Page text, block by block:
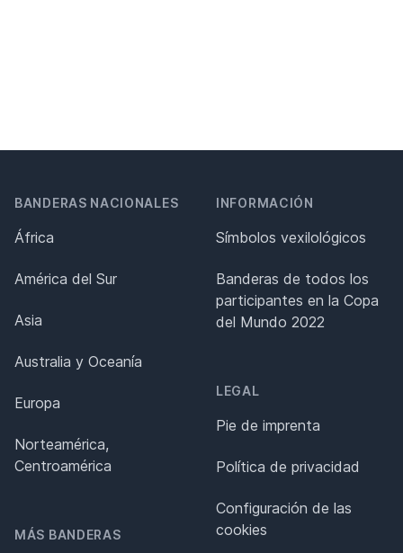
BANDERAS NACIONALES
África
América del Sur
Asia
Australia y Oceanía
Europa
Norteamérica,
Centroamérica
MÁS BANDERAS
INFORMACIÓN
Símbolos vexilológicos
Banderas de todos los
participantes en la Copa
del Mundo 2022
LEGAL
Pie de imprenta
Política de privacidad
Configuración de las
cookies